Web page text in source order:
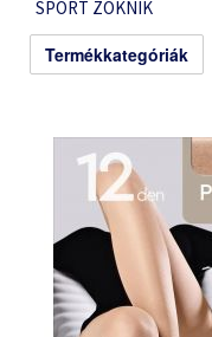
SPORT ZOKNIK
Termékkategóriák